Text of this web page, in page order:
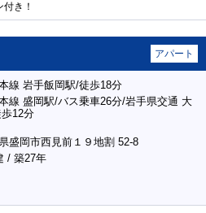
き！
アパート
線 岩手飯岡駅/徒歩18分
線 盛岡駅/バス乗車26分/岩手県交通 大
12分
盛岡市西見前１９地割 52-8
/ 築27年